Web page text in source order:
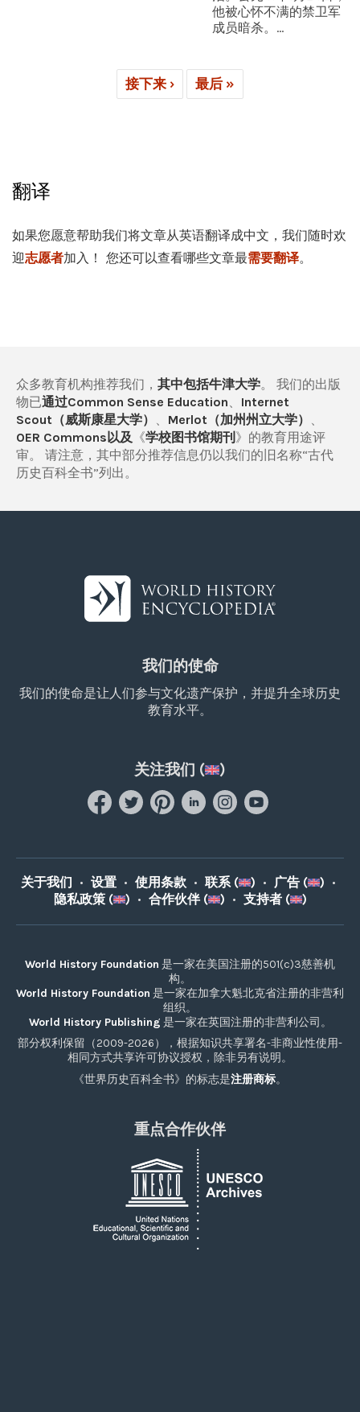
他被心怀不满的禁卫军
成员暗杀。...
接下来 › 最后 »
翻译
如果您愿意帮助我们将文章从英语翻译成中文，我们随时欢
迎志愿者加入！ 您还可以查看哪些文章最需要翻译。
众多教育机构推荐我们， 其中包括牛津大学。 我们的出版
物已通过Common Sense Education、 Internet
Scout（威斯康星大学） 、 Merlot（加州州立大学） 、
OER Commons以及 《学校图书馆期刊 》的教育用途评
审。 请注意，其中部分推荐信息仍以我们的旧名称“古代
历史百科全书”列出。
我们的使命
我们的使命是让人们参与文化遗产保护，并提升全球历史
教育水平。
关注我们 ( )
关于我们 • 设置 • 使用条款 • 联系 ( ) • 广告 ( ) •
隐私政策 (
) • 合作伙伴 ( ) • 支持者 ( )
World History Foundation 是一家在美国注册的501(c)3慈善机
构。
World History Foundation 是一家在加拿大魁北克省注册的非营利
组织。
World History Publishing 是一家在英国注册的非营利公司。
部分权利保留（2009-2026），根据知识共享署名-非商业性使用-
相同方式共享许可协议授权，除非另有说明。
《世界历史百科全书》的标志是注册商标。
重点合作伙伴